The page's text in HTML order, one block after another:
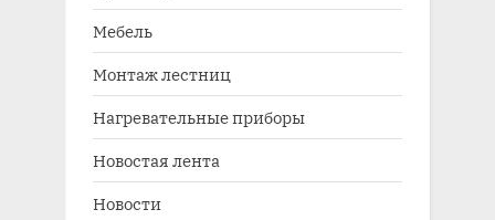
Мебель
Монтаж лестниц
Нагревательные приборы
Новостая лента
Новости